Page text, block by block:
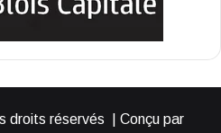
droits réservés | Conçu par